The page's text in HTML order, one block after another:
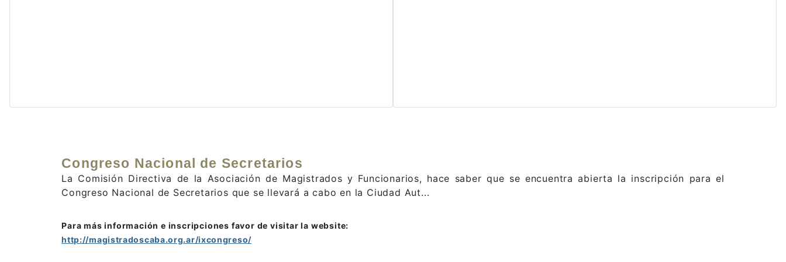
Congreso Nacional de Secretarios
La Comisión Directiva de la Asociación de Magistrados y Funcionarios, hace saber que se encuentra abierta la inscripción para el
Congreso Nacional de Secretarios que se llevará a cabo en la Ciudad Aut...
Para más información e inscripciones favor de visitar la website:
http://magistradoscaba.org.ar/ixcongreso/